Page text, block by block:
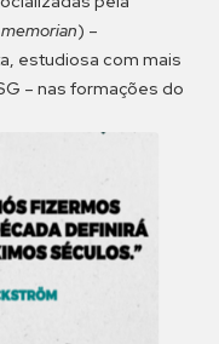
) –
estudiosa com mais
– nas formações do